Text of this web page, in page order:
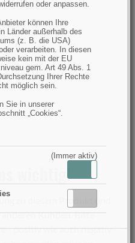
oder anpassen.
können Ihre
Länder außerhalb des
(z. B. die USA)
verarbeiten. In diesen
kein mit der EU
gem. Art 49 Abs. 1
Ihrer Rechte
möglich sein.
Sie in unserer
„Cookies“.
(Immer aktiv)
Materialien im Inneren,
Sie das Zelt nur mit
Sie jährlich ein
auf, um die Haltbarkeit
wichtig!
zu diesem Produkt und
anderen Kunden. Bitte
- positiv wie auch negativ -